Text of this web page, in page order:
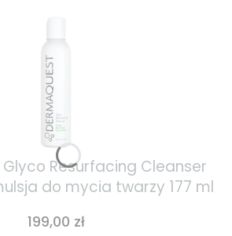
Glyco Resurfacing Cleanser
do mycia twarzy 177 ml
Cena
199,00 zł